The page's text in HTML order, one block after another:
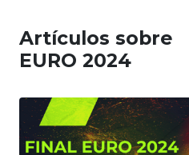
Artículos sobre
EURO 2024